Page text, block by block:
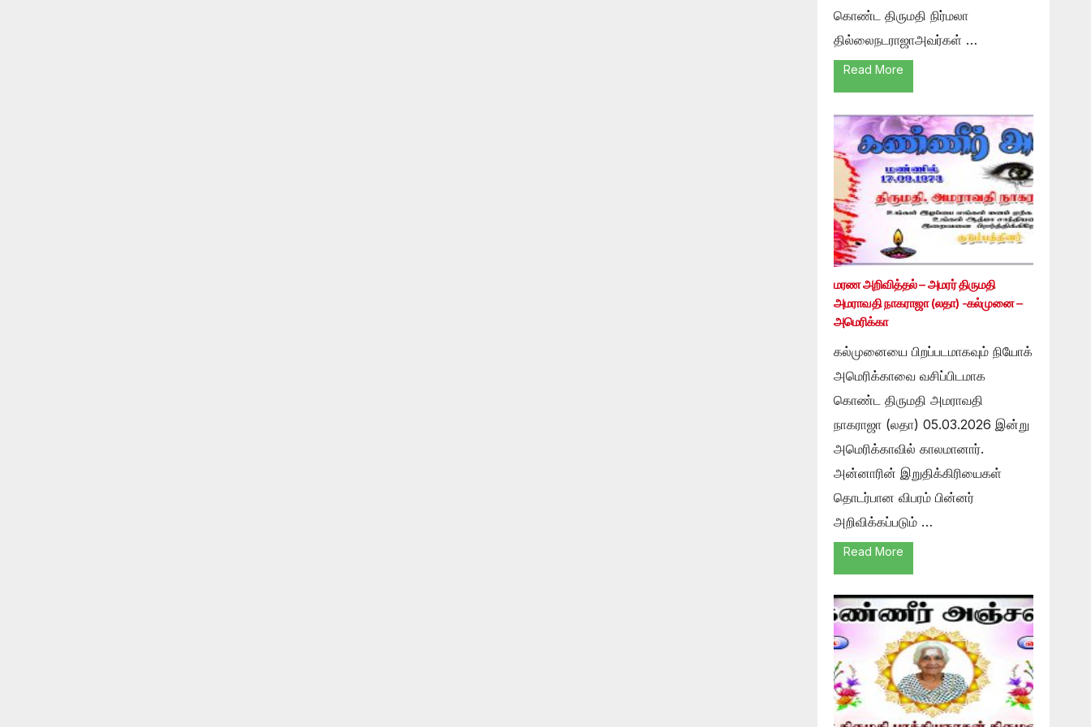
கொண்ட திருமதி நிர்மலா
தில்லைநடராஜாஅவர்கள் …
Read More
மரண அறிவித்தல் – அமரர் திருமதி
அமராவதி நாகராஜா (லதா) -கல்முனை –
அமெரிக்கா
கல்முனையை பிறப்படமாகவும் நியோக்
அமெரிக்காவை வசிப்பிடமாக
கொண்ட திருமதி அமராவதி
நாகராஜா (லதா) 05.03.2026 இன்று
அமெரிக்காவில் காலமானார்.
அன்னாரின் இறுதிக்கிரியைகள்
தொடர்பான விபரம் பின்னர்
அறிவிக்கப்படும் …
Read More